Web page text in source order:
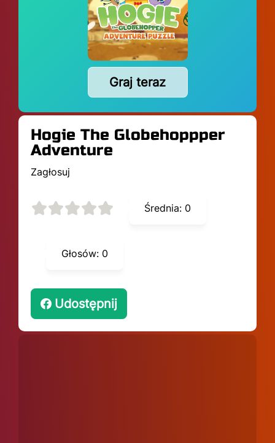
Graj teraz
Hogie The Globehoppper
Adventure
Zagłosuj
Średnia: 0
Głosów: 0
Udostępnij